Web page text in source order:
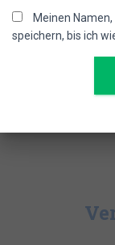
Meinen
speichern, bis ich